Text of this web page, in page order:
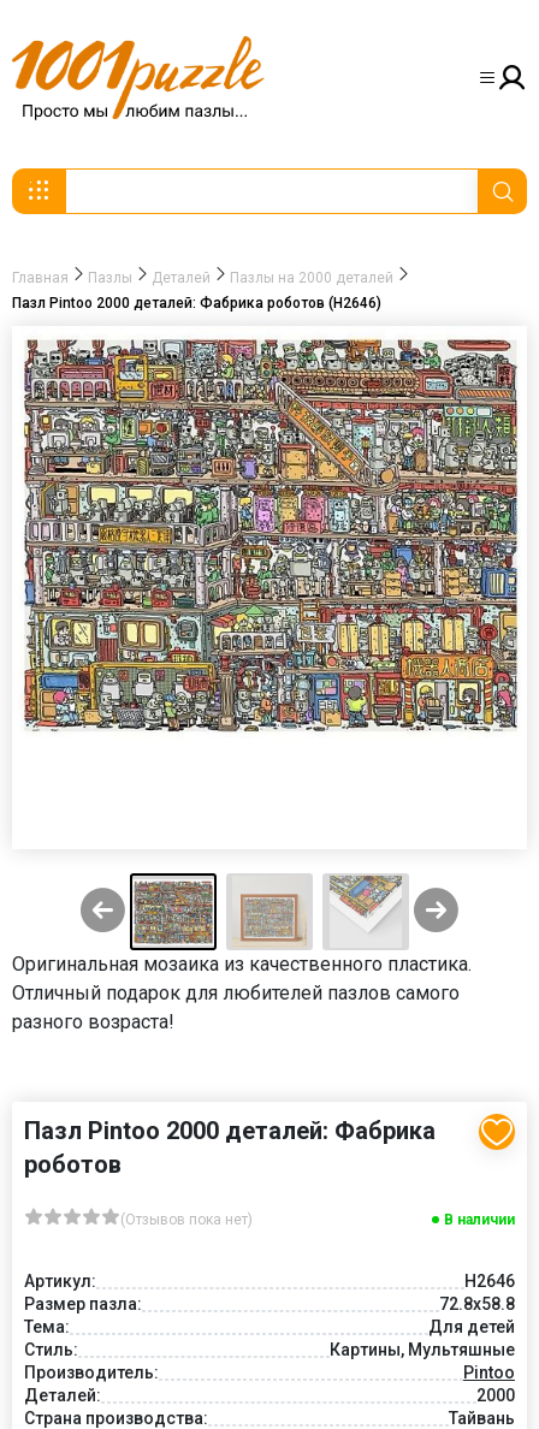
Главная Пазлы Деталей
Пазлы на 2000 деталей
Пазл Pintoo 2000 деталей: Фабрика роботов (Н2646)
Оригинальная мозаика из качественного пластика.
Отличный подарок для любителей пазлов самого
разного возраста!
Пазл Pintoo 2000 деталей: Фабрика
роботов
(Отзывов пока нет) В наличии
Артикул:
Н2646
Размер пазла:
72.8x58.8
Тема:
Для детей
Стиль:
Картины, Мультяшные
Производитель:
Pintoo
Деталей:
2000
Страна производства:
Тайвань